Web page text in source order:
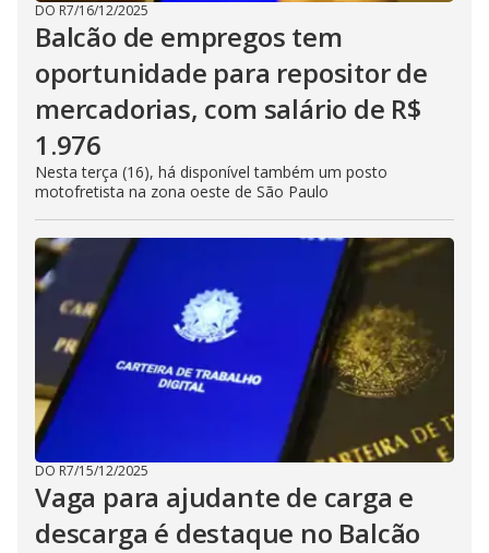
DO R7/16/12/2025
Balcão de empregos tem
oportunidade para repositor de
mercadorias, com salário de R$
1.976
Nesta terça (16), há disponível também um posto
motofretista na zona oeste de São Paulo
DO R7/15/12/2025
Vaga para ajudante de carga e
descarga é destaque no Balcão